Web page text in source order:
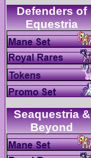
Defenders of
Seaquestria &